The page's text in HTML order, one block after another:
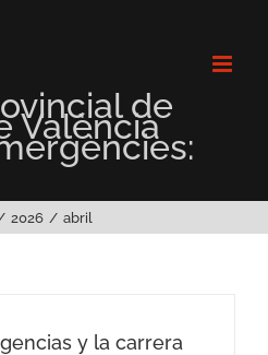
de
València
2026 abril
y la carrera